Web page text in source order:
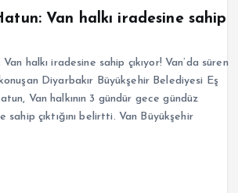
Van halkı iradesine sahip
halkı iradesine sahip çıkıyor! Van’da süren
Diyarbakır Büyükşehir Belediyesi Eş
Van halkının 3 gündür gece gündüz
sahip çıktığını belirtti. Van Büyükşehir